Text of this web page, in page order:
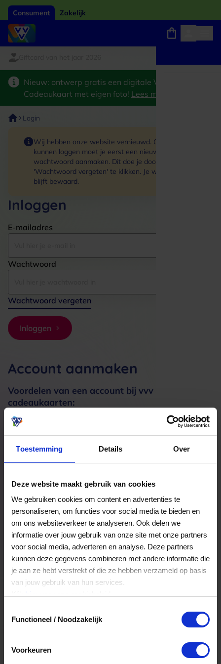
Toestemming Details Over
Deze website maakt gebruik van cookies
We gebruiken cookies om content en advertenties te
personaliseren, om functies voor social media te bieden en
om ons websiteverkeer te analyseren. Ook delen we
informatie over jouw gebruik van onze site met onze partners
voor social media, adverteren en analyse. Deze partners
kunnen deze gegevens combineren met andere informatie die
je aan ze hebt verstrekt of die ze hebben verzameld op basis
van jouw gebruik van hun services.
Functioneel / Noodzakelijk
Voorkeuren
Consument Zakelijk
van het jaar 2026
Nieuw: ontwerp gratis een digitale VVV
Cadeaukaart met eigen foto! Lees meer
Login
Wij hebben onze website vernieuwd. Om in te
kunnen loggen moet je eerst een nieuw
wachtwoord aanmaken. Dit doe je door op de link
'Wachtwoord vergeten' te klikken. Je winkelmand
blijft bewaard.
Inloggen
E-mailadres
Wachtwoord
Wachtwoord vergeten
Inloggen
Account aanmaken
Voordelen van een account bij vvv
cadeaukaarten:
Meerdere adressen registreren
Een bestelling volgen
Nog veel meer...
Maak account aan